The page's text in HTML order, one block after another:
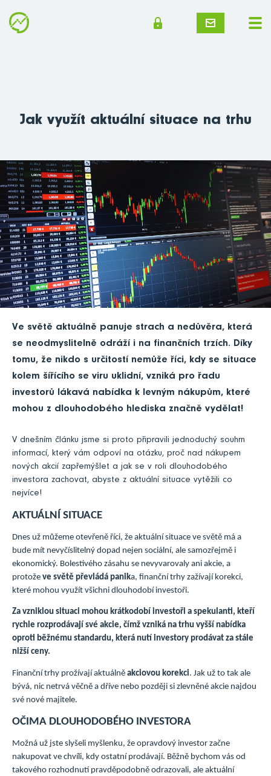
Jak využít aktuální situace na trhu
Ve světě aktuálně panuje strach a nedůvěra, která
se neodmyslitelně odráží i na finančních trzích. Díky
tomu, že nikdo s určitostí nemůže říci, kdy se situace
kolem šířícího se viru uklidní, vzniká pro řadu
investorů lákavá nabídka k levným nákupům, které
mohou z dlouhodobého hlediska značně vydělat!
V dnešním článku jsme si proto připravili jednoduchý souhrn
informací, který vám odpoví na otázku, proč nad nákupem
nových akcií zapřemýšlet a jak se v roli dlouhodobého
investora zachovat, abyste z aktuální situace vytěžili co
nejvíce!
AKTUÁLNÍ SITUACE
Dnes už můžeme otevřeně říci, že aktuální situace ve světě má a
bude mít nevyčíslitelný dopad nejen sociální, ale samozřejmě i
ekonomický. Bolestivého zásahu se nevyvarovaly ani akcie, a
protože ve světě převládá panika, finanční trhy zažívají korekci,
které mohou využít všichni dlouhodobí investoři.
Za vzniklou situaci mohou krátkodobí investoři a spekulanti, kteří
rychle rozprodávají své akcie, čímž vzniká na trhu vyšší nabídka
oproti běžnému standardu, která nutí investory prodávat za stále
nižší ceny.
Finanční trhy prožívají aktuálně akciovou korekci. Jak už to tak ale
bývá, nic netrvá věčně a dříve nebo později si zlevněné akcie najdou
své nové majitele.
OČIMA DLOUHODOBÉHO INVESTORA
Možná už jste slyšeli myšlenku, že opravdový investor začne
nakupovat ve chvíli, kdy ostatní prodávají. Běžně bychom vás od
takového rozhodnutí pravděpodobně odrazovali, ale aktuální